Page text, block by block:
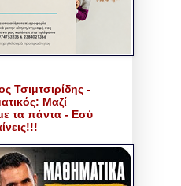
Τσιμτσιρίδης -
Μαζί
τα πάντα - Εσύ